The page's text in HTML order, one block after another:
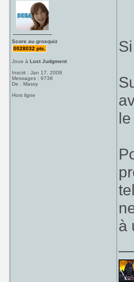
Score au grosquiz
0028032 pts.
Joue àLost Judgment
Inscrit : Jan 17, 2008
Messages : 9738
De : Massy
Hors ligne
à